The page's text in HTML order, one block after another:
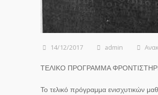
14/12/2017 admin
ΤΕΛΙΚΟ ΠΡΟΓΡΑΜΜΑ
Το τελικό πρόγραμμα ενισχυτικών